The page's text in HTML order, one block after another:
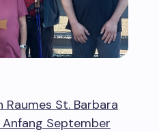
Raumes St. Barbara
September